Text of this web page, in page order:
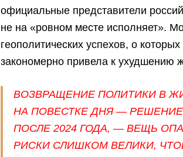
официальные представители
не на «ровном месте исполняет».
геополитических успехов, о
закономерно привела к ухудшению
ВОЗВРАЩЕНИЕ ПОЛИТИКИ В
НА ПОВЕСТКЕ ДНЯ —
ПОСЛЕ 2024 ГОДА, — ВЕЩЬ
РИСКИ СЛИШКОМ ВЕЛИКИ,